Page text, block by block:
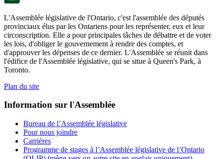
L'Assemblée législative de l'Ontario, c'est l'assemblée des députés
provinciaux élus par les Ontariens pour les représenter, eux et leur
circonscription. Elle a pour principales tâches de débattre et de voter
les lois, d'obliger le gouvernement à rendre des comptes, et
d'approuver les dépenses de ce dernier. L'Assemblée se réunit dans
l'édifice de l'Assemblée législative, qui se situe à Queen's Park, à
Toronto.
Plan du site
Information sur l'Assemblée
Bureau de l’Assemblée législative
Pour nous joindre
Carrières
Programme de stages à l’Assemblée législative de l’Ontario